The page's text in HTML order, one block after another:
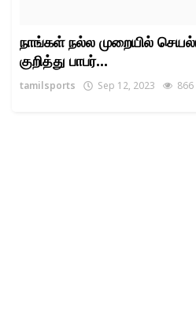
நாங்கள் நல்ல முறையில்
குறித்து பாபர்...
tamilsports Sep 12, 2023 866